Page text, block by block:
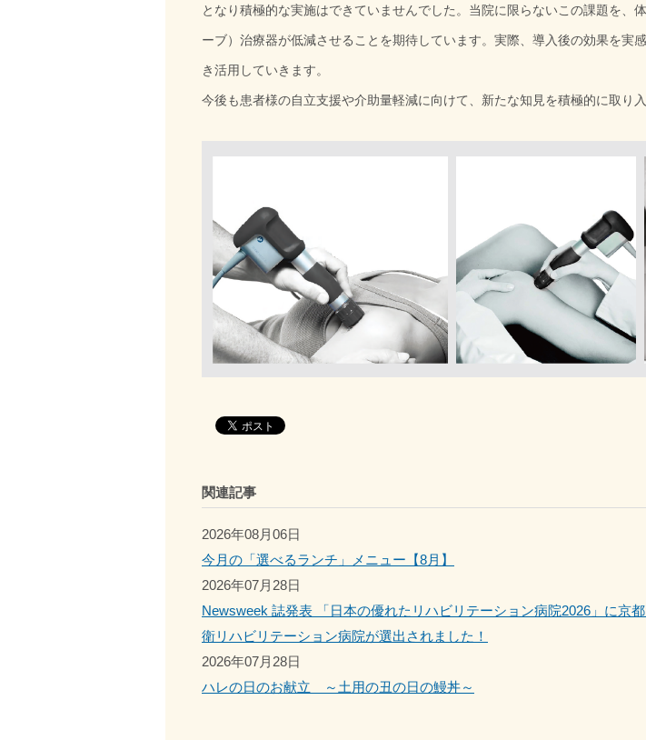
となり積極的な実施はできていませんでした。当院に限らないこの課題を、
ーブ）治療器が低減させることを期待しています。実際、導入後の効果を実
き活用していきます。
今後も患者様の自立支援や介助量軽減に向けて、新たな知見を積極的に取り入
関連記事
2026年08月06日
今月の「選べるランチ」メニュー【8月】
2026年07月28日
Newsweek 誌発表 「日本の優れたリハビリテーション病院2026」に京
衛リハビリテーション病院が選出されました！
2026年07月28日
ハレの日のお献立 ～土用の丑の日の鰻丼～